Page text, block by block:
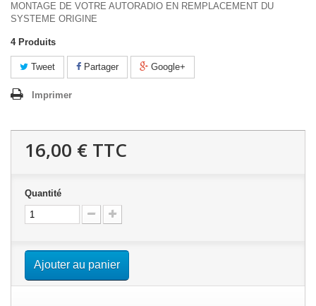
MONTAGE DE VOTRE AUTORADIO EN REMPLACEMENT DU
SYSTEME ORIGINE
4 Produits
Tweet Partager Google+
Imprimer
16,00 € TTC
Quantité
Ajouter au panier